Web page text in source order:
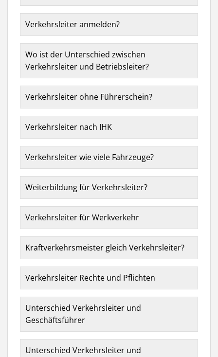
Verkehrsleiter anmelden?
Wo ist der Unterschied zwischen
Verkehrsleiter und Betriebsleiter?
Verkehrsleiter ohne Führerschein?
Verkehrsleiter nach IHK
Verkehrsleiter wie viele Fahrzeuge?
Weiterbildung für Verkehrsleiter?
Verkehrsleiter für Werkverkehr
Kraftverkehrsmeister gleich Verkehrsleiter?
Verkehrsleiter Rechte und Pflichten
Unterschied Verkehrsleiter und
Geschäftsführer
Unterschied Verkehrsleiter und